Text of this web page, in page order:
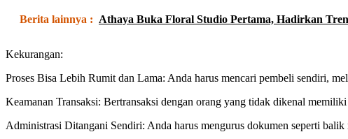
Berita lainnya : Athaya Buka Floral Studio Pertama, Hadirkan
Kekurangan:
Proses Bisa Lebih Rumit dan Lama: Anda harus mencari pembeli sendiri,
Keamanan Transaksi: Bertransaksi dengan orang yang tidak dikenal
Administrasi Ditangani Sendiri: Anda harus mengurus dokumen seperti balik